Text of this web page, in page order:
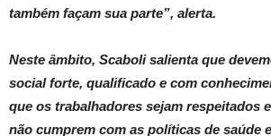
também façam sua parte”, alerta.
Neste âmbito, Scaboli salienta que
social forte, qualificado e com
que os trabalhadores sejam respeitados
não cumprem com as políticas de saúde